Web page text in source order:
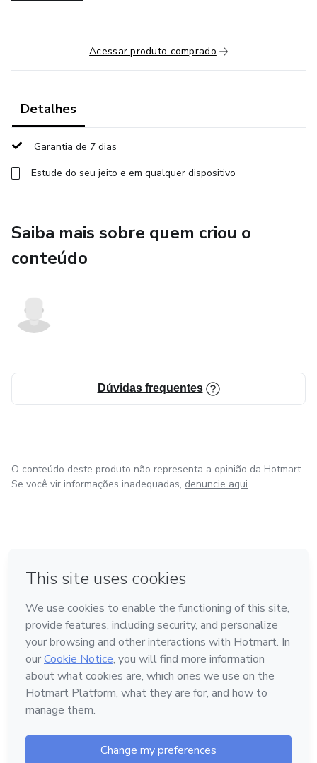
Acessar produto comprado
Detalhes
Garantia de 7 dias
Estude do seu jeito e em qualquer dispositivo
Saiba mais sobre quem criou o
conteúdo
Dúvidas frequentes
O conteúdo deste produto não representa a opinião da Hotmart.
Se você vir informações inadequadas, denuncie aqui
Feito com ❤
em Belo Horizonte
na Cidade do México
Conheça a Hotmart
Idioma